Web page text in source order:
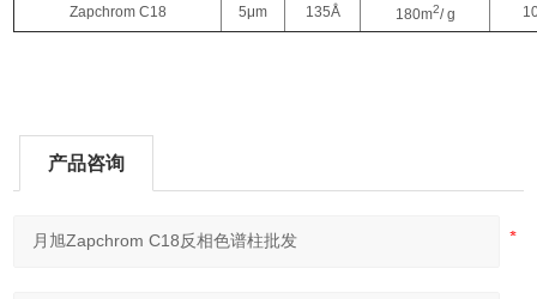
Zapchrom C18 5μm 135Å 180m2/ g
产品咨询